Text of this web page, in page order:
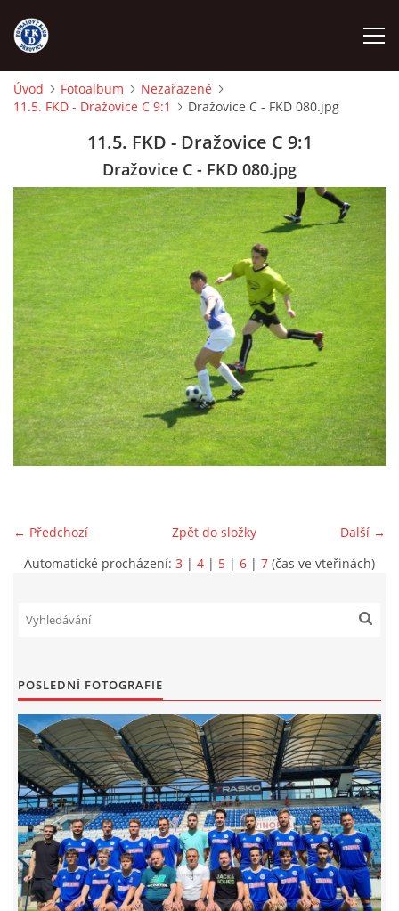
ÚVOD
FKD A
FKD B
STARŠÍ DOROST
STARŠÍ ŽÁCI
MLADŠÍ ŽÁCI
STARŠÍ PŘÍPRAVKA R 2012 + 2013
ARCHÍV
DOTACE
FKD, z.s.
Drnovice 704
68304 Drnovice
Úvod Fotoalbum
Nezařazené
11.5. FKD - Dražovice C 9:1
Dražovice C - FKD 080.jpg
11.5. FKD - Dražovice C 9:1
Dražovice C - FKD 080.jpg
← Předchozí Další →
Zpět do složky
Automatické procházení: 3 | 4 | 5 | 6 | 7 (čas ve vteřinách)
POSLEDNÍ FOTOGRAFIE